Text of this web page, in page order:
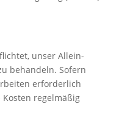
unser Allein-
behandeln. Sofern
erforderlich
regelmäßig